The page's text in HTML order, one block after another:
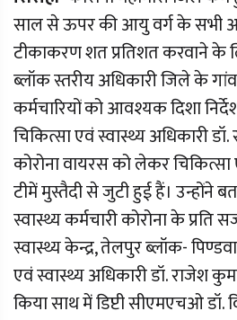
साल से ऊपर की आयु वर्ग के सभी
टीकाकरण शत प्रतिशत करवाने के
ब्लॉक स्तरीय अधिकारी जिले के
कर्मचारियों को आवश्यक दिशा
चिकित्सा एवं स्वास्थ्य अधिकारी
कोरोना वायरस को लेकर चिकित्सा
टीमें मुस्तैदी से जुटी हुई हैं। उन्होंने
स्वास्थ्य कर्मचारी कोरोना के
स्वास्थ्य केन्द्र, तेलपुर ब्लॉक-
एवं स्वास्थ्य अधिकारी डॉ. राजेश
किया साथ में डिप्टी सीएमएचओ डॉ.